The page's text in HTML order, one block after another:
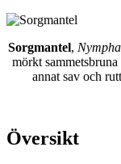
Sorgmantel,
mörkt
annat sav och
Översikt